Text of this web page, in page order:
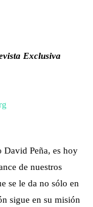
Exclusiva
David Peña, es hoy
de nuestros
se le da no sólo en
sigue en su misión